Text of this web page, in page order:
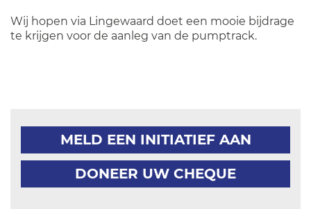
Wij hopen via Lingewaard doet een mooie bijdrage
te krijgen voor de aanleg van de pumptrack.
MELD EEN INITIATIEF AAN
DONEER UW CHEQUE